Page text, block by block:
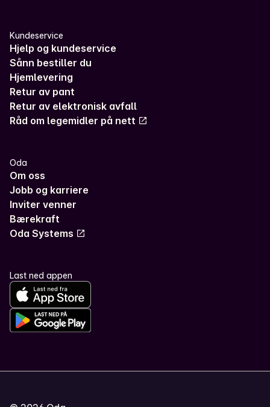
Kundeservice
Hjelp og kundeservice
Sånn bestiller du
Hjemlevering
Retur av pant
Retur av elektronisk avfall
Råd om legemidler på nett
Oda
Om oss
Jobb og karriere
Inviter venner
Bærekraft
Oda Systems
Last ned appen